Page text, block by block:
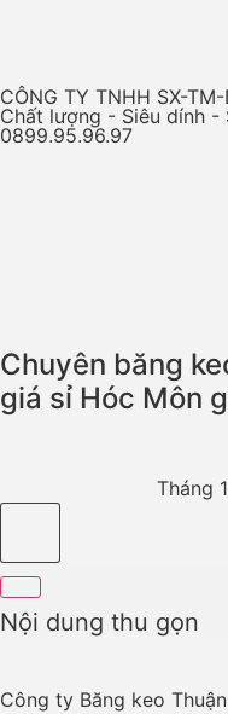
CÔNG TY TNHH SX-
Chất lượng - Siêu dính -
0899.95.96.97
Chuyên băng
giá sỉ Hóc Môn
Tháng
Nội dung thu gọn
Công ty Băng keo